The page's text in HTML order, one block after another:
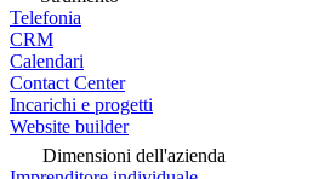
Telefonia
CRM
Calendari
Contact Center
Incarichi e progetti
Website builder
Dimensioni dell'azienda